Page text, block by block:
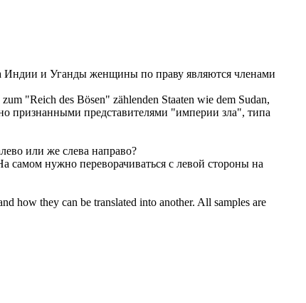
Индии и Уганды женщины по праву являются членами
zum "Reich des Bösen" zählenden Staaten wie dem Sudan,
признанными представителями "империи зла", типа
или же слева направо?
самом нужно переворачиваться с левой стороны на
how they can be translated into another. All samples are